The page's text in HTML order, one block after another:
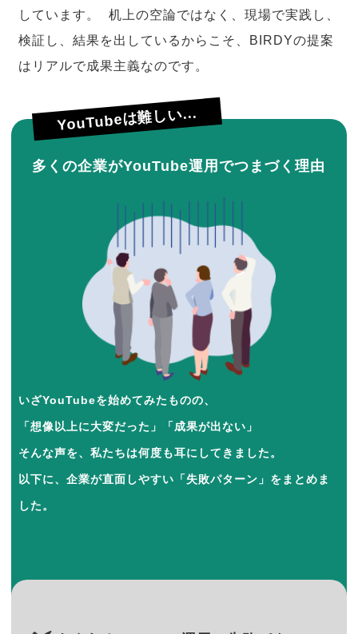
しています。 机上の空論ではなく、現場で実践し、
検証し、結果を出しているからこそ、BIRDYの提案
はリアルで成果主義なのです。
YouTubeは難しい...
多くの企業がYouTube運用でつまづく理由
いざYouTubeを始めてみたものの、
「想像以上に大変だった」「成果が出ない」
そんな声を、私たちは何度も耳にしてきました。
以下に、企業が直面しやすい「失敗パターン」をまとめま
した。